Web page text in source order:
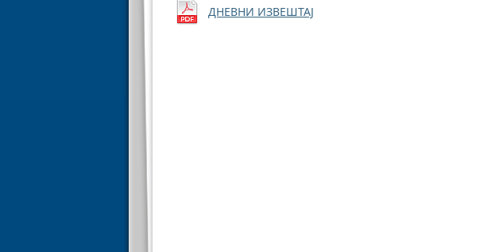
ДНЕВНИ ИЗВЕШТАЈ